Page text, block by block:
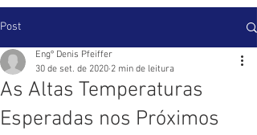
Post
As Altas Temperaturas
Esperadas nos Próximos
Engº Denis Pfeiffer
30 de set. de 2020 2 min de leitura